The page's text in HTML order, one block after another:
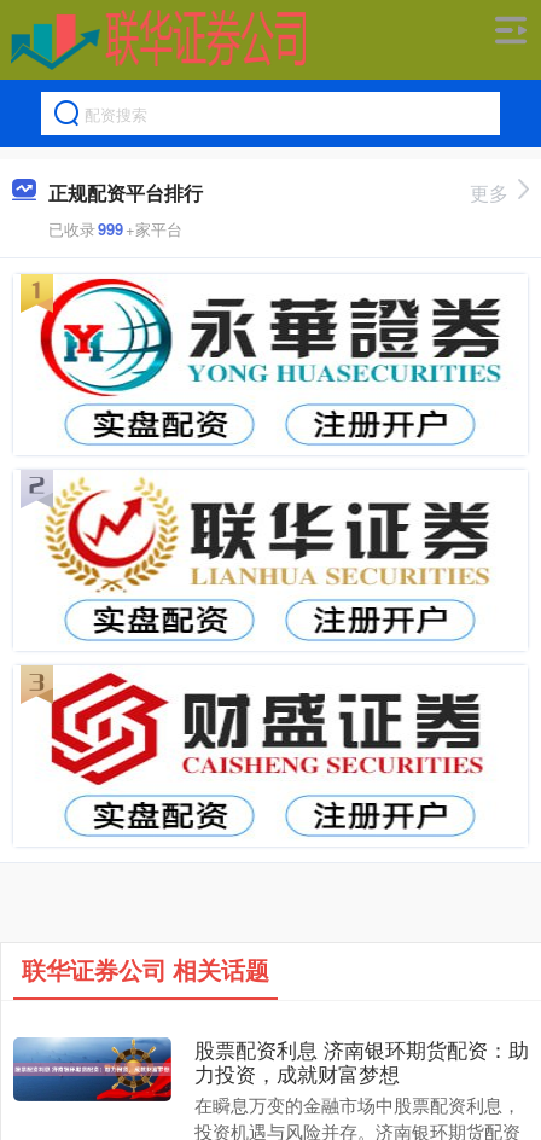
正规配资平台排行
已收录999+家平台
更多
联华证券公司 相关话题
股票配资利息 济南银环期货配资：助
力投资，成就财富梦想
在瞬息万变的金融市场中股票配资利息，
投资机遇与风险并存。济南银环期货配资